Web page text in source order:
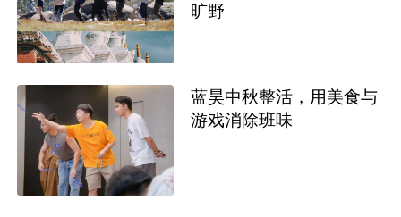
旷野
蓝昊中秋整活，用美食与
游戏消除班味